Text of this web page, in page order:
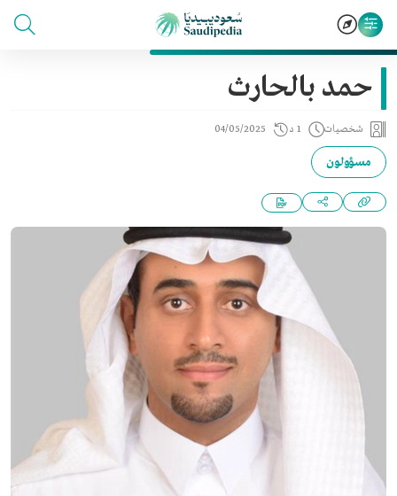
حمد بالحارث
شخصيات 1 د 04/05/2025
مسؤولون